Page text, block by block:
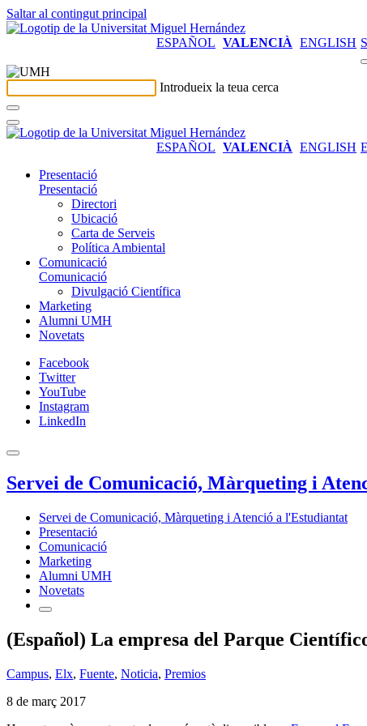
Saltar al contingut principal
ESPAÑOL VALENCIÀ ENGLISH
Introdueix la teua cerca
ESPAÑOL VALENCIÀ ENGLISH
Presentació
Presentació
Directori
Ubicació
Carta de Serveis
Política Ambiental
Comunicació
Comunicació
Divulgació Científica
Marketing
Alumni UMH
Novetats
Facebook
Twitter
YouTube
Instagram
LinkedIn
Servei de Comunicació, Màrqueting i
Servei de Comunicació, Màrqueting i Atenció a l'Estudiantat
Presentació
Comunicació
Marketing
Alumni UMH
Novetats
(Español) La empresa del Parque
Campus, Elx, Fuente, Noticia, Premios
8 de març 2017